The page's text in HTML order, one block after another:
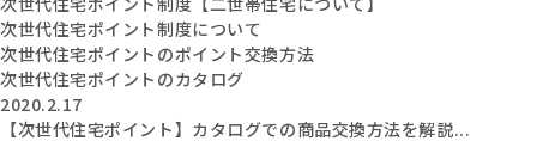
次世代住宅ポイント制度について
次世代住宅ポイントのポイント交換方法
次世代住宅ポイントのカタログ
2020.2.17
【次世代住宅ポイント】カタログでの商品交換方法を解説...